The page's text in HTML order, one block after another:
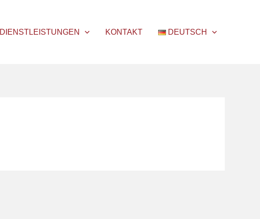
DIENSTLEISTUNGEN KONTAKT DEUTSCH